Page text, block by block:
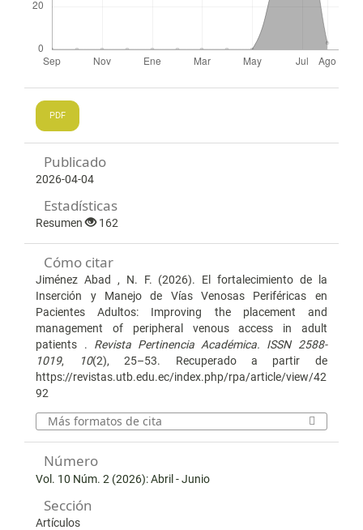
PDF
Publicado
2026-04-04
Estadísticas
Resumen 162
Cómo citar
Jiménez Abad , N. F. (2026). El fortalecimiento de la
Inserción y Manejo de Vías Venosas Periféricas en
Pacientes Adultos: Improving the placement and
management of peripheral venous access in adult
patients . Revista Pertinencia Académica. ISSN 2588-
1019, 10(2), 25–53. Recuperado a partir de
https://revistas.utb.edu.ec/index.php/rpa/article/view/42
92
Más formatos de cita
Número
Vol. 10 Núm. 2 (2026): Abril - Junio
Sección
Artículos